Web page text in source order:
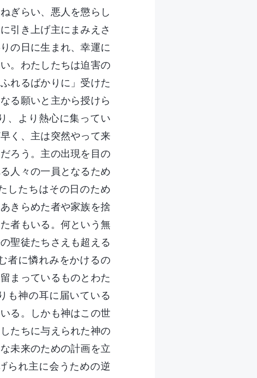
ぎらい、悪人を懲らし
引き上げ主にまみえさ
の日に生まれ、幸運に
。わたしたちは迫害の
れるばかりに」受けた
る願いと主から授けら
、より熱心に集ってい
く、主は突然やって来
ろう。主の出現を目の
人々の一員となるため
したちはその日のため
きらめた者や家族を捨
者もいる。何という無
聖徒たちさえも超える
者に憐れみをかけるの
まっているものとわた
も神の耳に届いている
る。しかも神はこの世
たちに与えられた神の
未来のための計画を立
られ主に会うための逆